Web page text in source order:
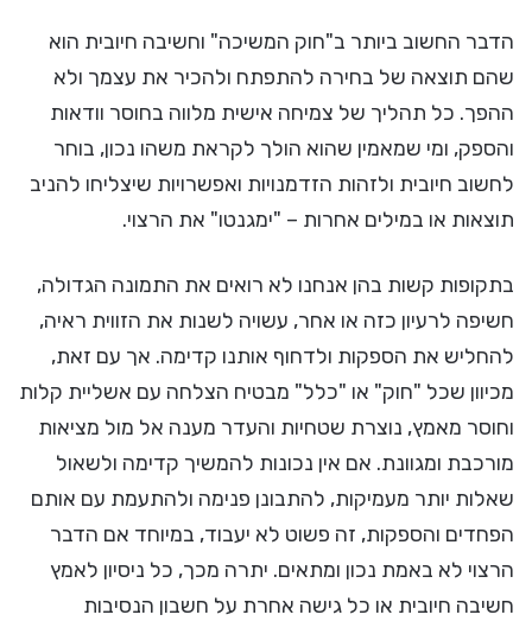
הדבר החשוב ביותר ב"חוק המשיכה" וחשיבה חיובית הוא
שהם תוצאה של בחירה להתפתח ולהכיר את עצמך ולא
ההפך. כל תהליך של צמיחה אישית מלווה בחוסר וודאות
והספק, ומי שמאמין שהוא הולך לקראת משהו נכון, בוחר
לחשוב חיובית ולזהות הזדמנויות ואפשרויות שיצליחו להניב
תוצאות או במילים אחרות – "ימגנטו" את הרצוי.
בתקופות קשות בהן אנחנו לא רואים את התמונה הגדולה,
חשיפה לרעיון כזה או אחר, עשויה לשנות את הזווית ראיה,
להחליש את הספקות ולדחוף אותנו קדימה. אך עם זאת,
מכיוון שכל "חוק" או "כלל" מבטיח הצלחה עם אשליית קלות
וחוסר מאמץ, נוצרת שטחיות והעדר מענה אל מול מציאות
מורכבת ומגוונת. אם אין נכונות להמשיך קדימה ולשאול
שאלות יותר מעמיקות, להתבונן פנימה ולהתעמת עם אותם
הפחדים והספקות, זה פשוט לא יעבוד, במיוחד אם הדבר
הרצוי לא באמת נכון ומתאים. יתרה מכך, כל ניסיון לאמץ
חשיבה חיובית או כל גישה אחרת על חשבון הנסיבות